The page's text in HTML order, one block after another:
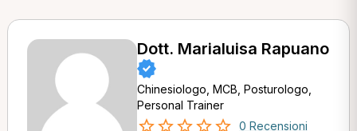
Dott. Marialuisa Rapuano
Chinesiologo, MCB, Posturologo,
Personal Trainer
0 Recensioni